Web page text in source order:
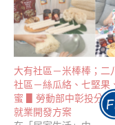
大有社區－米棒棒；二
社區－絲瓜絡、七堅果
蜜 ▋勞動部中彰投分署
就業開發方案